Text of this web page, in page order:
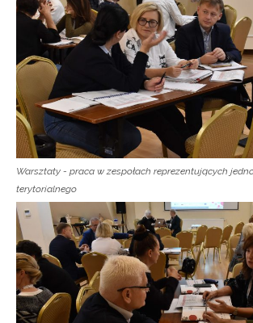
Warsztaty - praca w zespołach reprezentujących
terytorialnego